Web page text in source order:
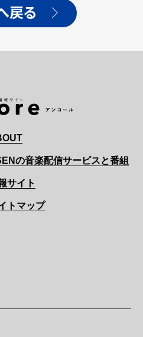
戻る
の音楽配信サービスと番組
サイト
トマップ